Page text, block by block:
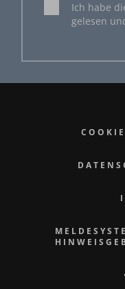
Ich habe
gelesen